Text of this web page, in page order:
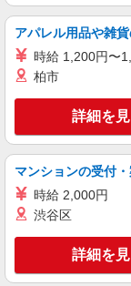
キープ
株式会社kotrio /●SI-
キー
アパレル用品や雑
時給 1,200円〜
柏市
詳細を
マンションの受付
時給 2,000円
渋谷区
詳細を